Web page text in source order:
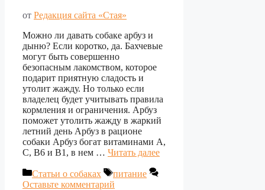
от Редакция сайта «Стая»
Можно ли давать собаке арбуз и
дыню? Если коротко, да. Бахчевые
могут быть совершенно
безопасным лакомством, которое
подарит приятную сладость и
утолит жажду. Но только если
владелец будет учитывать правила
кормления и ограничения. Арбуз
поможет утолить жажду в жаркий
летний день Арбуз в рационе
собаки Арбуз богат витаминами А,
С, B6 и B1, в нем … Читать далее
Рубрики
Статьи о собаках Метки
питание
Оставьте комментарий